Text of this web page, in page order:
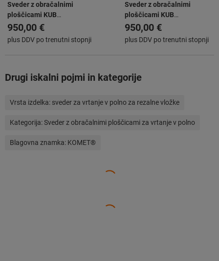
Sveder z obračalnimi
ploščicami KUB
ABS63/W2942/45/90/R
950,00 €
plus DDV po trenutni stopnji
Sveder z obračalnimi
ploščicami KUB
ABS63/W2942/48/96/R
950,00 €
plus DDV po trenutni stopnji
Drugi iskalni pojmi in kategorije
Vrsta izdelka: sveder za vrtanje v polno za rezalne vložke
Kategorija:Sveder z obračalnimi ploščicami za vrtanje v polno
Blagovna znamka: KOMET®